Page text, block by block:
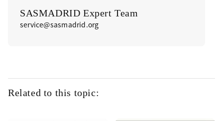
SASMADRID Expert Team
service@sasmadrid.org
Related to this topic: